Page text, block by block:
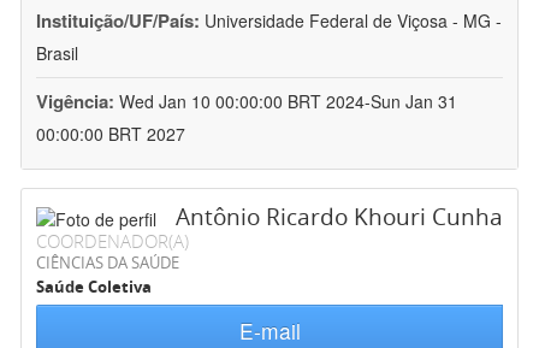
Instituição/UF/País: Universidade Federal de Viçosa - MG -
Brasil
Vigência: Wed Jan 10 00:00:00 BRT 2024-Sun Jan 31
00:00:00 BRT 2027
Antônio Ricardo Khouri Cunha
COORDENADOR(A)
CIÊNCIAS DA SAÚDE
Saúde Coletiva
E-mail